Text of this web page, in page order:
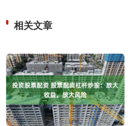
相关文章